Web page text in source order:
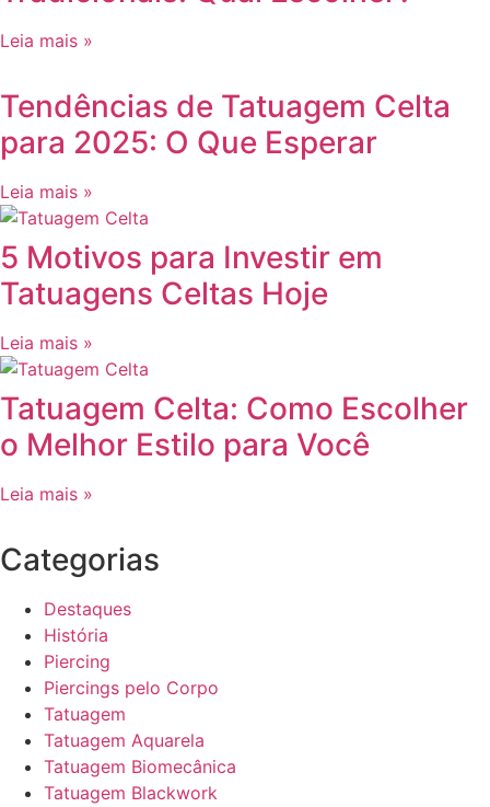
Leia mais »
Tendências de Tatuagem Celta
para 2025: O Que Esperar
Leia mais »
5 Motivos para Investir em
Tatuagens Celtas Hoje
Leia mais »
Tatuagem Celta: Como Escolher
o Melhor Estilo para Você
Leia mais »
Categorias
Destaques
História
Piercing
Piercings pelo Corpo
Tatuagem
Tatuagem Aquarela
Tatuagem Biomecânica
Tatuagem Blackwork